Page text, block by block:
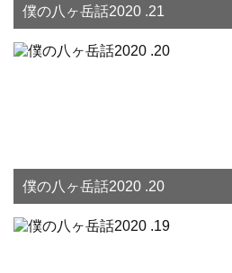
僕の八ヶ岳話2020 .21
僕の八ヶ岳話2020 .20